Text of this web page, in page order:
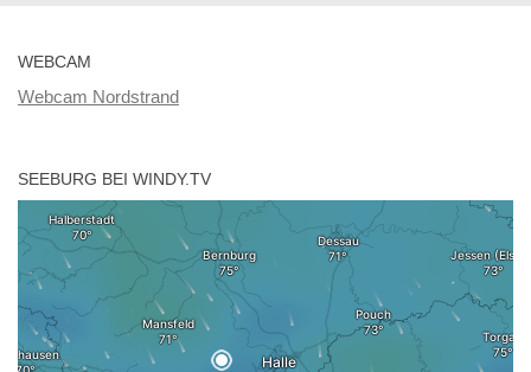
WEBCAM
Webcam Nordstrand
SEEBURG BEI WINDY.TV